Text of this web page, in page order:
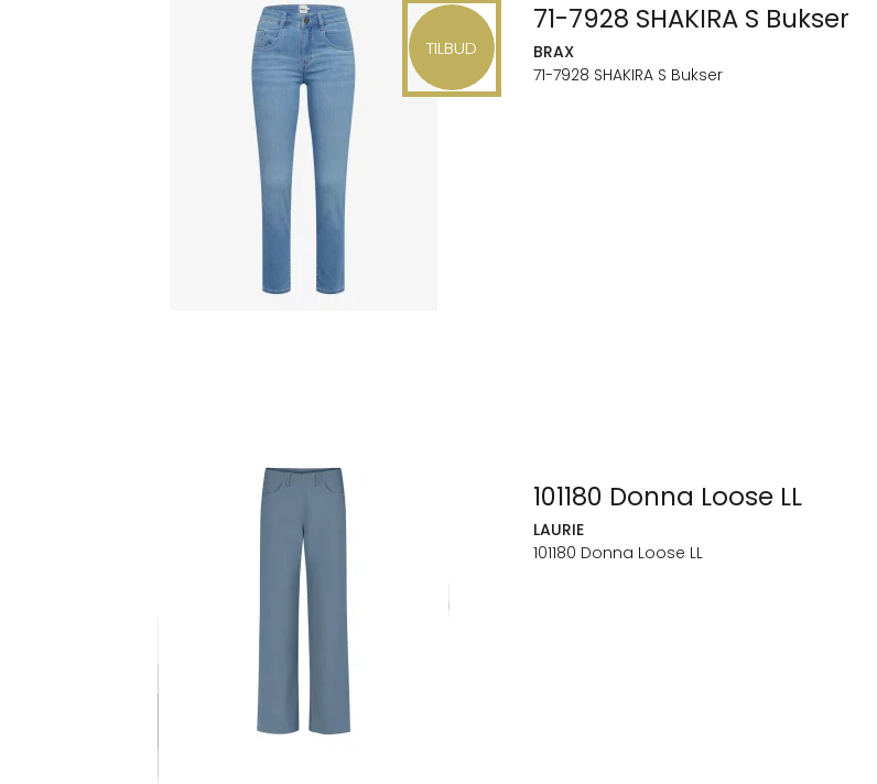
TILBUD
71-7928 SHAKIRA S Bukser
BRAX
71-7928 SHAKIRA S Bukser
101180 Donna Loose LL
LAURIE
101180 Donna Loose LL